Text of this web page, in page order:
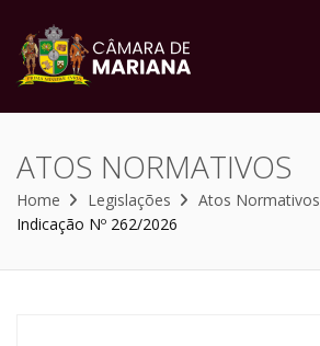
ATOS NORMATIVOS
Home Legislações
Atos Normativos
Indicação Nº 262/2026